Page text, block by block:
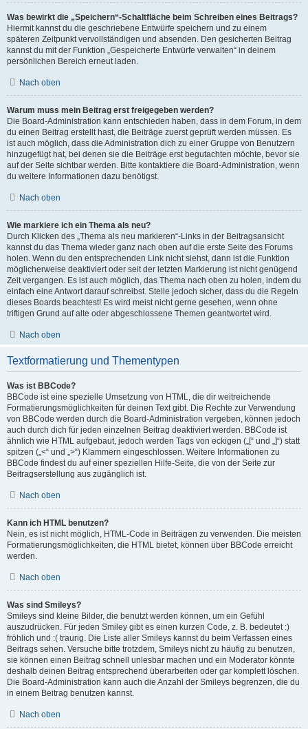
Was bewirkt die „Speichern“-Schaltfläche beim Schreiben eines Beitrags?
Hiermit kannst du die geschriebene Entwürfe speichern und zu einem
späteren Zeitpunkt vervollständigen und absenden. Den gesicherten Beitrag
kannst du mit der Funktion „Gespeicherte Entwürfe verwalten“ in deinem
persönlichen Bereich erneut laden.
Nach oben
Warum muss mein Beitrag erst freigegeben werden?
Die Board-Administration kann entschieden haben, dass in dem Forum, in dem
du einen Beitrag erstellt hast, die Beiträge zuerst geprüft werden müssen. Es
ist auch möglich, dass die Administration dich zu einer Gruppe von Benutzern
hinzugefügt hat, bei denen sie die Beiträge erst begutachten möchte, bevor sie
auf der Seite sichtbar werden. Bitte kontaktiere die Board-Administration, wenn
du weitere Informationen dazu benötigst.
Nach oben
Wie markiere ich ein Thema als neu?
Durch Klicken des „Thema als neu markieren“-Links in der Beitragsansicht
kannst du das Thema wieder ganz nach oben auf die erste Seite des Forums
holen. Wenn du den entsprechenden Link nicht siehst, dann ist die Funktion
möglicherweise deaktiviert oder seit der letzten Markierung ist nicht genügend
Zeit vergangen. Es ist auch möglich, das Thema nach oben zu holen, indem du
einfach eine Antwort darauf schreibst. Stelle jedoch sicher, dass du die Regeln
dieses Boards beachtest! Es wird meist nicht gerne gesehen, wenn ohne
triftigen Grund auf alte oder abgeschlossene Themen geantwortet wird.
Nach oben
Textformatierung und Thementypen
Was ist BBCode?
BBCode ist eine spezielle Umsetzung von HTML, die dir weitreichende
Formatierungsmöglichkeiten für deinen Text gibt. Die Rechte zur Verwendung
von BBCode werden durch die Board-Administration vergeben, können jedoch
auch durch dich für jeden einzelnen Beitrag deaktiviert werden. BBCode ist
ähnlich wie HTML aufgebaut, jedoch werden Tags von eckigen („[“ und „]“) statt
spitzen („<“ und „>“) Klammern eingeschlossen. Weitere Informationen zu
BBCode findest du auf einer speziellen Hilfe-Seite, die von der Seite zur
Beitragserstellung aus zugänglich ist.
Nach oben
Kann ich HTML benutzen?
Nein, es ist nicht möglich, HTML-Code in Beiträgen zu verwenden. Die meisten
Formatierungsmöglichkeiten, die HTML bietet, können über BBCode erreicht
werden.
Nach oben
Was sind Smileys?
Smileys sind kleine Bilder, die benutzt werden können, um ein Gefühl
auszudrücken. Für jeden Smiley gibt es einen kurzen Code, z. B. bedeutet :)
fröhlich und :( traurig. Die Liste aller Smileys kannst du beim Verfassen eines
Beitrags sehen. Versuche bitte trotzdem, Smileys nicht zu häufig zu benutzen,
sie können einen Beitrag schnell unlesbar machen und ein Moderator könnte
deshalb deinen Beitrag entsprechend überarbeiten oder gar komplett löschen.
Die Board-Administration kann auch die Anzahl der Smileys begrenzen, die du
in einem Beitrag benutzen kannst.
Nach oben